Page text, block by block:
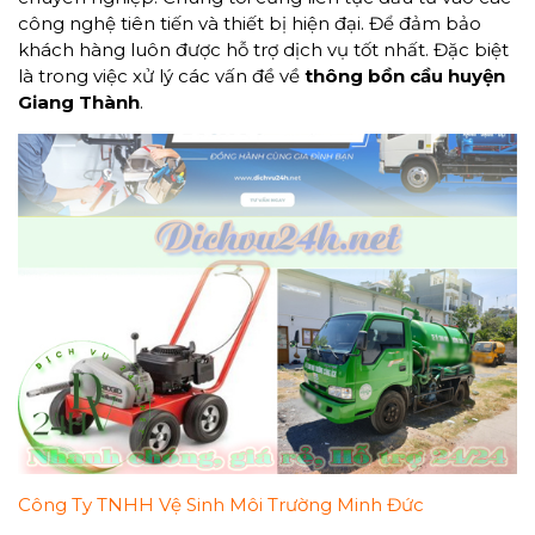
công nghệ tiên tiến và thiết bị hiện đại. Để đảm bảo
khách hàng luôn được hỗ trợ dịch vụ tốt nhất. Đặc biệt
là trong việc xử lý các vấn đề về thông bồn cầu huyện
Giang Thành.
Công Ty TNHH Vệ Sinh Môi Trường Minh Đức